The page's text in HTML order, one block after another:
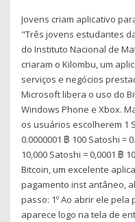
Jovens criam aplicativo
"Três jovens estudantes
do Instituto Nacional de
criaram o Kilombu, um
serviços e negócios
Microsoft libera o uso do
Windows Phone e Xbox.
os usuários escolherem 1
0.0000001 ฿ 100 Satoshi =
10,000 Satoshi = 0,0001 ฿
Bitcoin, um excelente
pagamento inst antâneo,
passo: 1º Ao abrir ele
aparece logo na tela de